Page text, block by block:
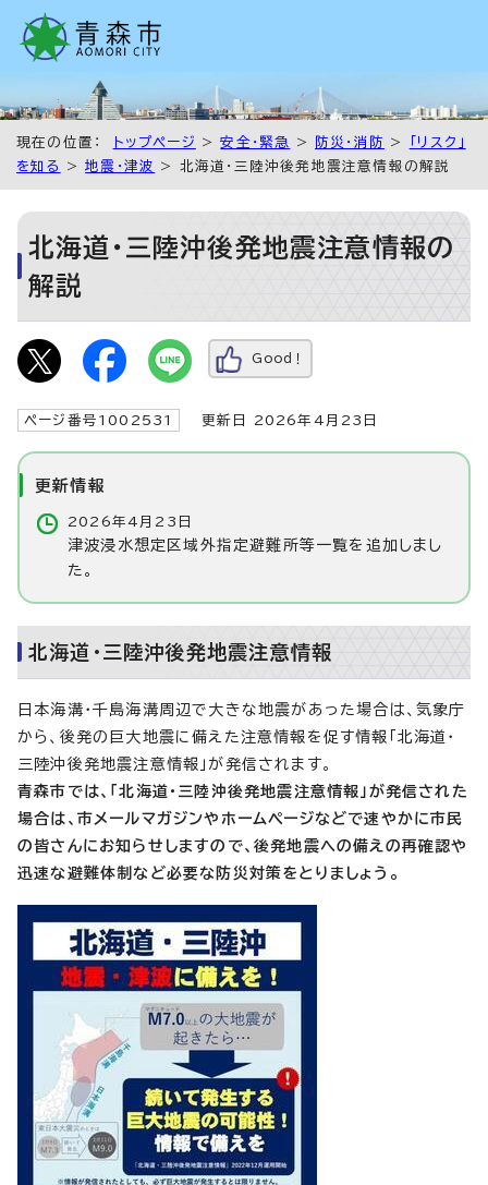
現在の位置： トップページ >安全・緊急 > 防災・消防 >
「リスク」
を知る
>地震・津波 > 北海道・三陸沖後発地震注意情報の解説
北海道・三陸沖後発地震注意情報の
解説
Good！
ページ番号1002531 更新日 2026年4月23日
更新情報
2026年4月23日
津波浸水想定区域外指定避難所等一覧を追加しまし
た。
北海道・三陸沖後発地震注意情報
日本海溝・千島海溝周辺で大きな地震があった場合は、気象庁
から、後発の巨大地震に備えた注意情報を促す情報「北海道・
三陸沖後発地震注意情報」が発信されます。
青森市では、「北海道・三陸沖後発地震注意情報」が発信された
場合は、市メールマガジンやホームページなどで速やかに市民
の皆さんにお知らせしますので、後発地震への備えの再確認や
迅速な避難体制など必要な防災対策をとりましょう。